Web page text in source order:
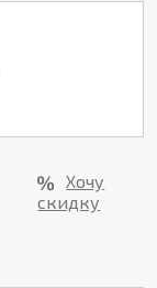
Хочу
скидку